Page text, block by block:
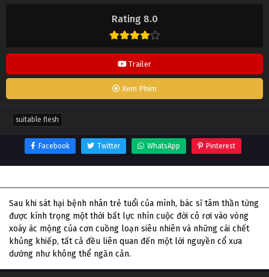
Rating 8.0
Trailer
Xem Phim
suitable flesh
Facebook Twitter WhatsApp Pinterest
Sau khi sát hại bệnh nhân trẻ tuổi của mình, bác sĩ tâm thần từng
được kính trọng một thời bất lực nhìn cuộc đời cô rơi vào vòng
xoáy ác mộng của cơn cuồng loạn siêu nhiên và những cái chết
khủng khiếp, tất cả đều liên quan đến một lời nguyền cổ xưa
dường như không thể ngăn cản.